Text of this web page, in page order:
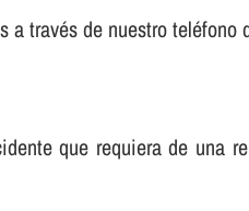
a través de nuestro teléfono
que requiera de una